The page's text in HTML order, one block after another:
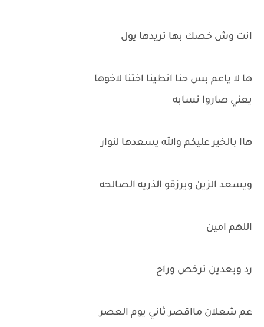
انت وش خصك بها تريدها يول
ها لا ياعم بس حنا انطينا اختنا لاخوها
يعني صاروا نسابه
هاا بالخير عليكم والله يسعدها لنوار
ويسعد الزين ويرزقو الذريه الصالحه
اللهم امين
رد وبعدين ترخص وراح
عم شعلان مااقصر ثاني يوم العصر